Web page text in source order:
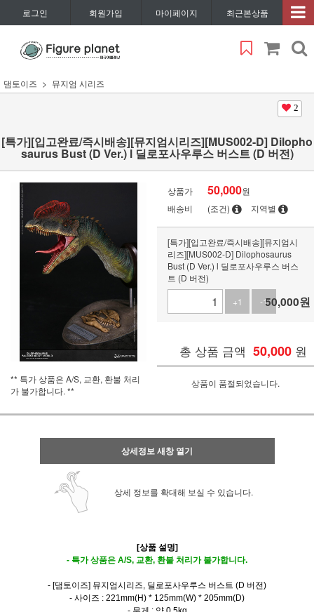
로그인 회원가입 마이페이지 최근본상품
댐토이즈 뮤지엄 시리즈
2
[특가][입고완료/즉시배송][뮤지엄시리즈][MUS002-D] Dilopho
saurus Bust (D Ver.) l 딜로포사우루스 버스트 (D 버전)
** 특가 상품은 A/S, 교환, 환불 처리
가 불가합니다. **
상품가 50,000원
배송비
(조건) 지역별
[특가][입고완료/즉시배송][뮤지엄시
리즈][MUS002-D] Dilophosaurus
Bust (D Ver.) l 딜로포사우루스 버스
트 (D 버전)
+1
-150,000원
총 상품 금액 50,000 원
상품이 품절되었습니다.
상세정보 새창 열기
상세 정보를 확대해 보실 수 있습니다.
[상품 설명]
- 특가 상품은 A/S, 교환, 환불 처리가 불가합니다.
- [댐토이즈] 뮤지엄시리즈, 딜로포사우루스 버스트 (D 버전)
- 사이즈 : 221mm(H) * 125mm(W) * 205mm(D)